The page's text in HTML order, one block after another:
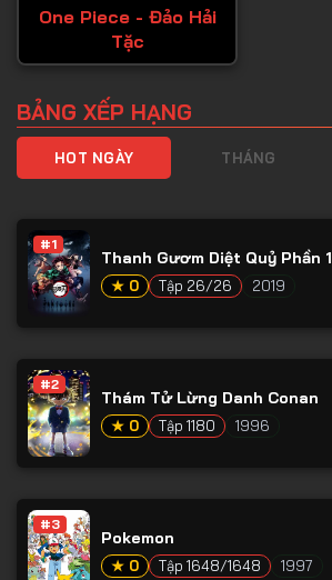
One Piece - Đảo Hải
Tặc
BẢNG XẾP HẠNG
HOT NGÀY THÁNG
#1
Thanh Gươm Diệt Quỷ Phần 1
★ 0 Tập 26/26 2019
#2
Thám Tử Lừng Danh Conan
★ 0 Tập 1180 1996
#3
Pokemon
★ 0 Tập 1648/1648 1997